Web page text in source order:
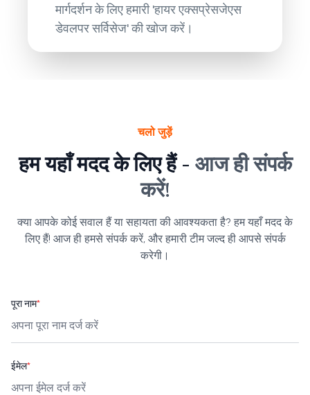
मार्गदर्शन के लिए हमारी 'हायर एक्सप्रेसजेएस
डेवलपर सर्विसेज' की खोज करें।
चलो जुड़ें
हम यहाँ मदद के लिए हैं - आज ही संपर्क
करें!
क्या आपके कोई सवाल हैं या सहायता की आवश्यकता है? हम यहाँ मदद के
लिए हैं! आज ही हमसे संपर्क करें, और हमारी टीम जल्द ही आपसे संपर्क
करेगी।
पूरा नाम*
ईमेल*